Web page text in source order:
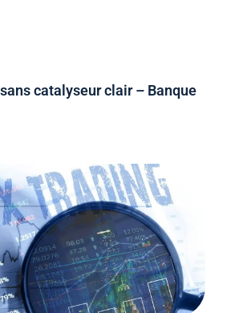
catalyseur clair – Banque